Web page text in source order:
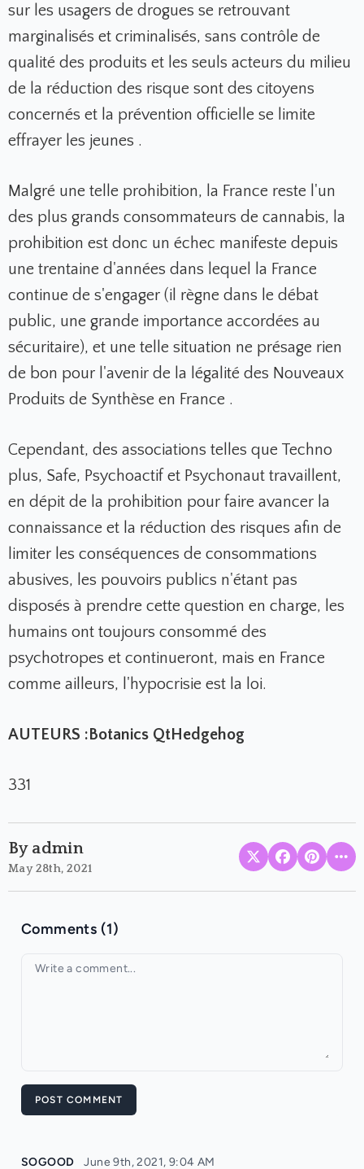
sur les usagers de drogues se retrouvant
marginalisés et criminalisés, sans contrôle de
qualité des produits et les seuls acteurs du milieu
de la réduction des risque sont des citoyens
concernés et la prévention officielle se limite
effrayer les jeunes .
Malgré une telle prohibition, la France reste l'un
des plus grands consommateurs de cannabis, la
prohibition est donc un échec manifeste depuis
une trentaine d'années dans lequel la France
continue de s'engager (il règne dans le débat
public, une grande importance accordées au
sécuritaire), et une telle situation ne présage rien
de bon pour l'avenir de la légalité des Nouveaux
Produits de Synthèse en France .
Cependant, des associations telles que Techno
plus, Safe, Psychoactif et Psychonaut travaillent,
en dépit de la prohibition pour faire avancer la
connaissance et la réduction des risques afin de
limiter les conséquences de consommations
abusives, les pouvoirs publics n'étant pas
disposés à prendre cette question en charge, les
humains ont toujours consommé des
psychotropes et continueront, mais en France
comme ailleurs, l'hypocrisie est la loi.
AUTEURS : Botanics QtHedgehog
331
By admin
May 28th, 2021
Comments (1)
Your comment
POST COMMENT
SOGOOD June 9th, 2021, 9:04 AM